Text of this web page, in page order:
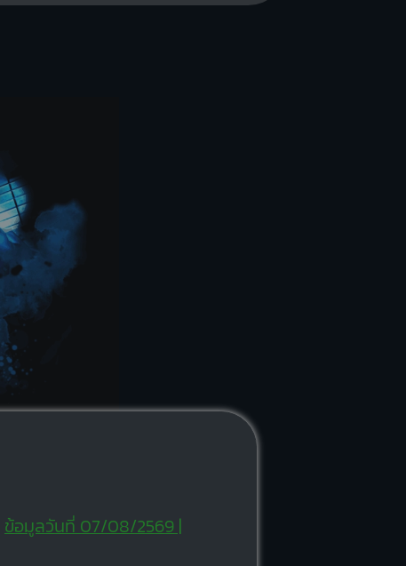
ข้อมูลวันที่ 07/08/2569 |